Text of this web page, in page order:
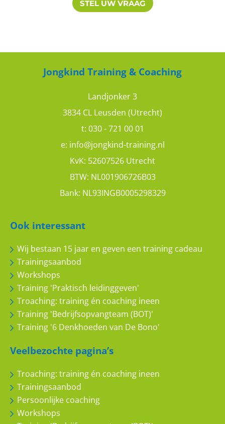
Saskia
Complete training
10
Meer sales
Kristiaan
Commerciële vaardigheden
10 10
Jeroen M.
STEL UW VRAAG
Jongkind Training & Coaching
Landjonker 3
3834 CL Leusden (Utrecht)
t: 030 - 721 00 01
e: info@jongkind-training.nl
KvK: 52607526 Utrecht
BTW: NL001906726B03
Bank: NL93INGB0005298329
Ook interessant
Wij bestaan 15 jaar en geven een training cadeau
Trainingsaanbod
Workshops
Training 'Praktisch leidinggeven'
Troaching: training én coaching ineen
Training 'Bedrijfsopvangteam (BOT)'
Training '6 Denkhoeden van De Bono'
Veelbezochte pagina’s
Troaching: training én coaching ineen
Trainingsaanbod
Persoonlijke coaching
Workshops